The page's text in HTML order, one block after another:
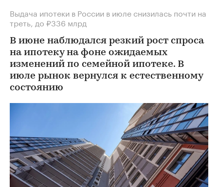
Выдача ипотеки в России в июле снизилась почти на
треть, до ₽336 млрд
В июне наблюдался резкий рост спроса
на ипотеку на фоне ожидаемых
изменений по семейной ипотеке. В
июле рынок вернулся к естественному
состоянию